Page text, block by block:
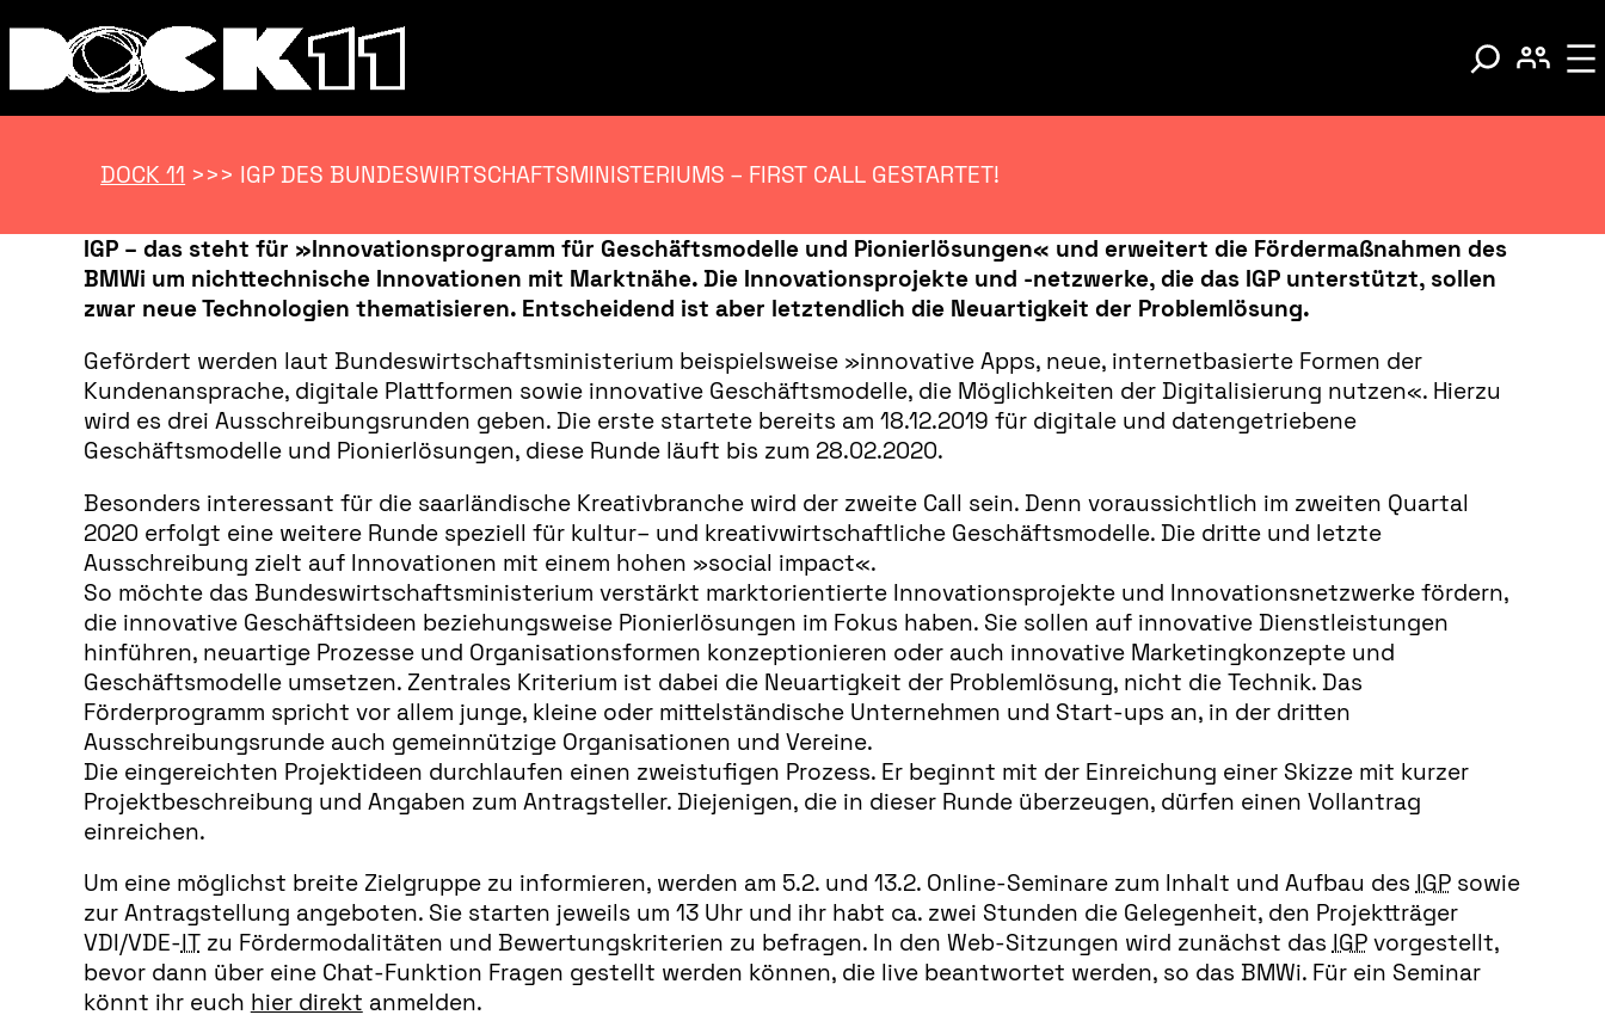
DOCK 11 >>> IGP DES BUNDESWIRTSCHAFTSMINISTERIUMS – FIRST CALL GESTARTET!
IGP – das steht für »Innovationsprogramm für Geschäftsmodelle und Pionierlösungen« und erweitert die Fördermaßnahmen des
BMWi um nichttechnische Innovationen mit Marktnähe. Die Innovationsprojekte und -netzwerke, die das IGP unterstützt, sollen
zwar neue Technologien thematisieren. Entscheidend ist aber letztendlich die Neuartigkeit der Problemlösung.
Gefördert werden laut Bundeswirtschaftsministerium beispielsweise »innovative Apps, neue, internetbasierte Formen der
Kundenansprache, digitale Plattformen sowie innovative Geschäftsmodelle, die Möglichkeiten der Digitalisierung nutzen«. Hierzu
wird es drei Ausschreibungsrunden geben. Die erste startete bereits am 18.12.2019 für digitale und datengetriebene
Geschäftsmodelle und Pionierlösungen, diese Runde läuft bis zum 28.02.2020.
Besonders interessant für die saarländische Kreativbranche wird der zweite Call sein. Denn voraussichtlich im zweiten Quartal
2020 erfolgt eine weitere Runde speziell für kultur– und kreativwirtschaftliche Geschäftsmodelle. Die dritte und letzte
Ausschreibung zielt auf Innovationen mit einem hohen »social impact«.
So möchte das Bundeswirtschaftsministerium verstärkt marktorientierte Innovationsprojekte und Innovationsnetzwerke fördern,
die innovative Geschäftsideen beziehungsweise Pionierlösungen im Fokus haben. Sie sollen auf innovative Dienstleistungen
hinführen, neuartige Prozesse und Organisationsformen konzeptionieren oder auch innovative Marketingkonzepte und
Geschäftsmodelle umsetzen. Zentrales Kriterium ist dabei die Neuartigkeit der Problemlösung, nicht die Technik. Das
Förderprogramm spricht vor allem junge, kleine oder mittelständische Unternehmen und Start-ups an, in der dritten
Ausschreibungsrunde auch gemeinnützige Organisationen und Vereine.
Die eingereichten Projektideen durchlaufen einen zweistufigen Prozess. Er beginnt mit der Einreichung einer Skizze mit kurzer
Projektbeschreibung und Angaben zum Antragsteller. Diejenigen, die in dieser Runde überzeugen, dürfen einen Vollantrag
einreichen.
Um eine möglichst breite Zielgruppe zu informieren, werden am 5.2. und 13.2. Online-Seminare zum Inhalt und Aufbau des IGPsowie
zur Antragstellung angeboten. Sie starten jeweils um 13 Uhr und ihr habt ca. zwei Stunden die Gelegenheit, den Projektträger
VDI/VDE-ITzu Fördermodalitäten und Bewertungskriterien zu befragen. In den Web-Sitzungen wird zunächst das IGPvorgestellt,
bevor dann über eine Chat-Funktion Fragen gestellt werden können, die live beantwortet werden, so das BMWi. Für ein Seminar
könnt ihr euch hier direkt anmelden.